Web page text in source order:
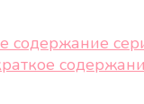
содержание